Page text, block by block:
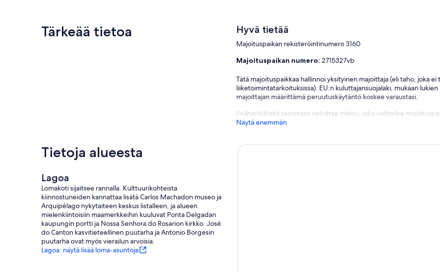
Tärkeää tietoa Hyvä tietää
Majoituspaikan rekisteröintinumero 3160
Majoituspaikan numero:2715327vb
Tätä majoituspaikkaa hallinnoi yksityinen majoittaja (eli taho, joka
liiketoimintatarkoituksissa). EU:n kuluttajansuojalaki, mukaan
majoittajan määrittämä peruutuskäytäntö koskee varaustasi.
Lisähenkilöistä saatetaan veloittaa maksu, joka vaihtelee
Näytä enemmän
Tietoja alueesta
Lagoa
Lomakoti sijaitsee rannalla. Kulttuurikohteista
kiinnostuneiden kannattaa lisätä Carlos Machadon museo ja
Arquipélago nykytaiteen keskus listalleen, ja alueen
mielenkiintoisiin maamerkkeihin kuuluvat Ponta Delgadan
kaupungin portti ja Nossa Senhora do Rosarion kirkko. José
do Canton kasvitieteellinen puutarha ja Antonio Borgesin
puutarha ovat myös vierailun arvoisia.
Lagoa: näytä lisää loma-asuntoja